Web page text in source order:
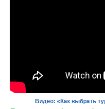
Видео: «Как выбрать